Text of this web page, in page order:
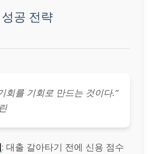
공 전략
회를 기회로 만드는 것이다.”
: 대출 갈아타기 전에 신용 점수